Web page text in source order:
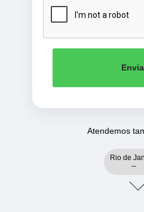
Atendemos
Rio de
--